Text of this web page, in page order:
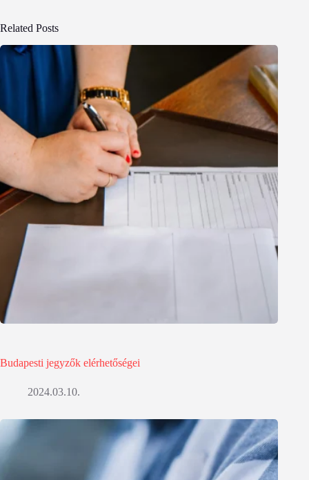
Related Posts
Budapesti jegyzők elérhetőségei
2024.03.10.